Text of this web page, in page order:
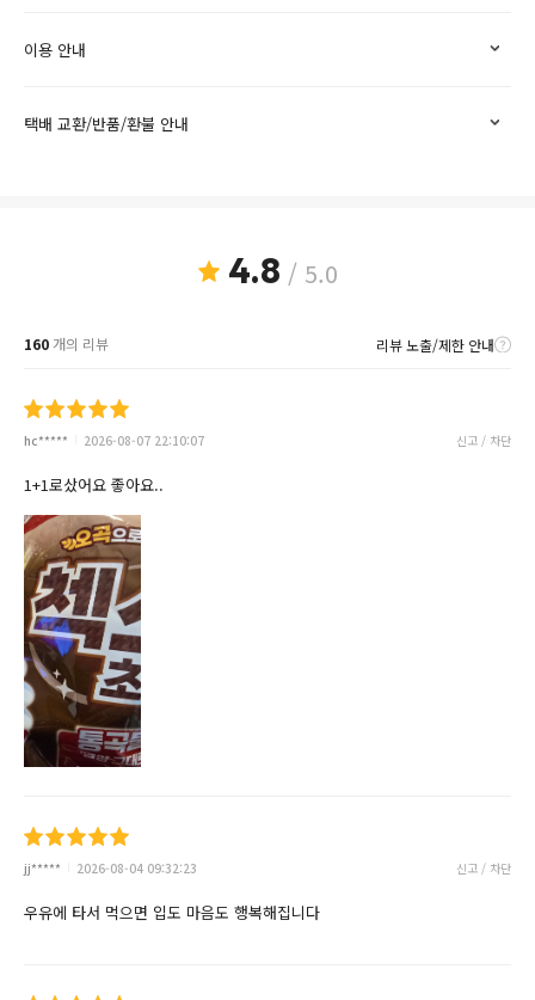
이용 안내
택배 교환/반품/환불 안내
4.8 / 5.0
160개의 리뷰 리뷰 노출/제한 안내
hc***** 2026-08-07 22:10:07 신고 / 차단
1+1로샀어요 좋아요..
jj***** 2026-08-04 09:32:23 신고 / 차단
우유에 타서 먹으면 입도 마음도 행복해집니다